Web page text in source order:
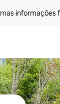
informações